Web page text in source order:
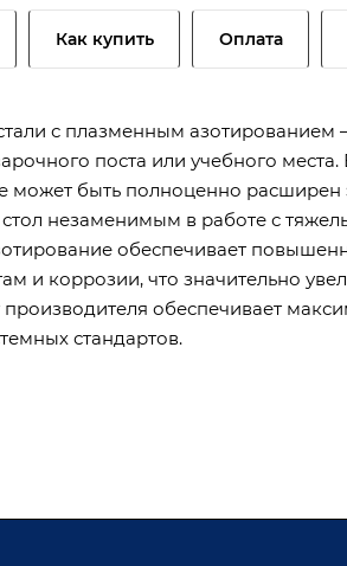
Как купить Оплата
с плазменным азотированием
поста или учебного
может быть полноценно
незаменимым в работе с
обеспечивает
и коррозии, что значительно
обеспечивает
стандартов.